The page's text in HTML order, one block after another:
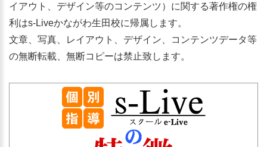
イアウト、デザイン等のコンテンツ）に関する著作権の権
利はs-Liveかながわ生田校に帰属します。
文章、写真、レイアウト、デザイン、コンテンツデータ等
の無断転載、無断コピーは禁止致します。